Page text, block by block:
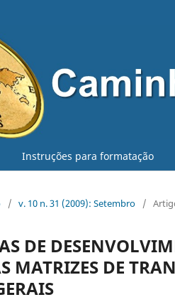
Instruções para formatação
/ v. 10 n. 31 (2009): Setembro /
DE
MATRIZES DE